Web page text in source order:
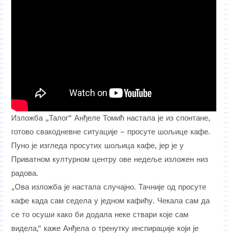
Изложба „Талог“ Анђеле Томић настала је из спонтане,
готово свакодневне ситуације – просуте шољице кафе.
Пуно је изгледа просутих шољица кафе, јер је у
Приватном културном центру ове недеље изложен низ
радова.
„Ова изложба је настала случајно. Тачније од просуте
кафе када сам седела у једном кафићу. Чекала сам да
се то осуши како би додала неке ствари које сам
видела,“ каже Анђела о тренутку инспирације који је